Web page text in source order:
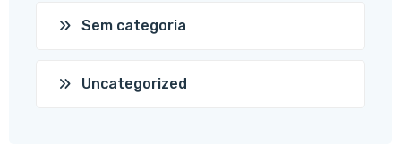
Sem categoria
Uncategorized